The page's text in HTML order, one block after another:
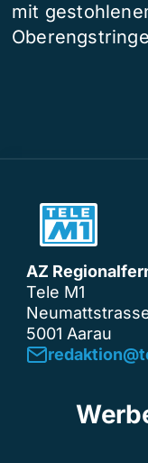
mit
AZ
Tele M1
5001 Aarau